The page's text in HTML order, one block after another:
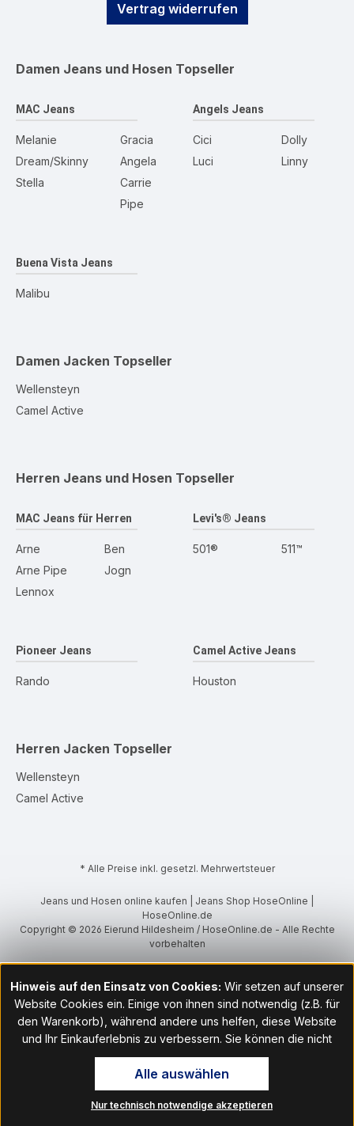
Vertrag widerrufen
Damen Jeans und Hosen Topseller
MAC Jeans
Melanie
Dream/Skinny
Stella
Gracia
Angela
Carrie
Pipe
Angels Jeans
Cici
Luci
Dolly
Linny
Buena Vista Jeans
Malibu
Damen Jacken Topseller
Wellensteyn
Camel Active
Herren Jeans und Hosen Topseller
MAC Jeans für Herren
Arne
Arne Pipe
Lennox
Ben
Jogn
Levi's® Jeans
501® 511™
Pioneer Jeans
Rando
Camel Active Jeans
Houston
Herren Jacken Topseller
Wellensteyn
Camel Active
* Alle Preise inkl. gesetzl. Mehrwertsteuer
Jeans und Hosen online kaufen | Jeans Shop HoseOnline |
HoseOnline.de
Copyright © 2026 Eierund Hildesheim / HoseOnline.de - Alle Rechte
vorbehalten
Hinweis auf den Einsatz von Cookies: Wir setzen auf unserer
Website Cookies ein. Einige von ihnen sind notwendig (z.B. für
den Warenkorb), während andere uns helfen, diese Website
und Ihr Einkauferlebnis zu verbessern. Sie können die nicht
notwendigen Cookies mit Klick auf „OK“ akzeptieren oder per
Klick auf "Nur technisch notwendige akzeptieren" ablehnen. Den
Zugang zu den Cookie-Einstellungen finden Sie im Fußbereich
unserer Website im Menüpunkt „Informationen“. Dort können Sie
Nur technisch notwendige akzeptieren
Alle auswählen